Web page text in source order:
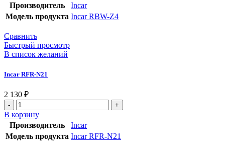
Производитель
Incar
Модель продукта Incar RBW-Z4
Сравнить
Быстрый просмотр
В список желаний
Incar RFR-N21
2 130 ₽
В корзину
Производитель
Incar
Модель продукта Incar RFR-N21